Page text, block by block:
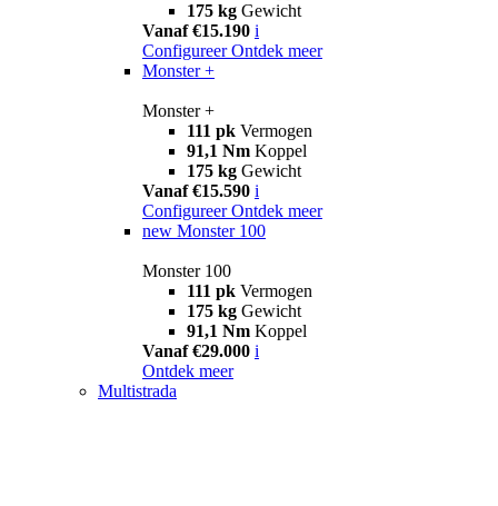
175 kg Gewicht
Vanaf €15.190 i
Configureer Ontdek meer
Monster +
Monster +
111 pk Vermogen
91,1 Nm Koppel
175 kg Gewicht
Vanaf €15.590 i
Configureer Ontdek meer
new Monster 100
Monster 100
111 pk Vermogen
175 kg Gewicht
91,1 Nm Koppel
Vanaf €29.000 i
Ontdek meer
Multistrada